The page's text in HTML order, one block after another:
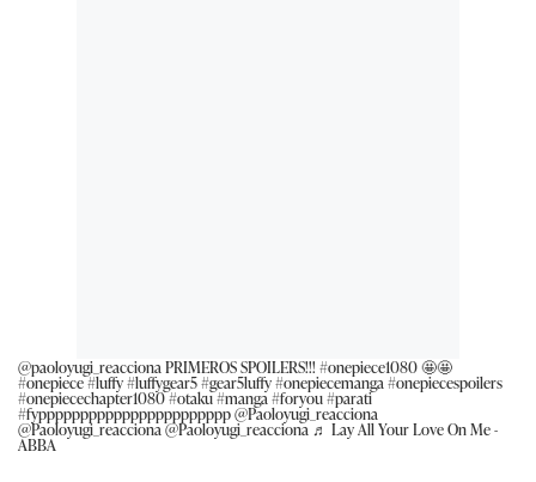
@paoloyugi_reaccionaPRIMEROS SPOILERS!!! #onepiece1080🤩🤩
#onepiece#luffy#luffygear5#gear5luffy#onepiecemanga#onepiecespoilers
#onepiecechapter1080#otaku#manga#foryou#parati
#fyppppppppppppppppppppppp@Paoloyugi_reacciona
@Paoloyugi_reacciona @Paoloyugi_reacciona ♬ Lay All Your Love On Me -
ABBA